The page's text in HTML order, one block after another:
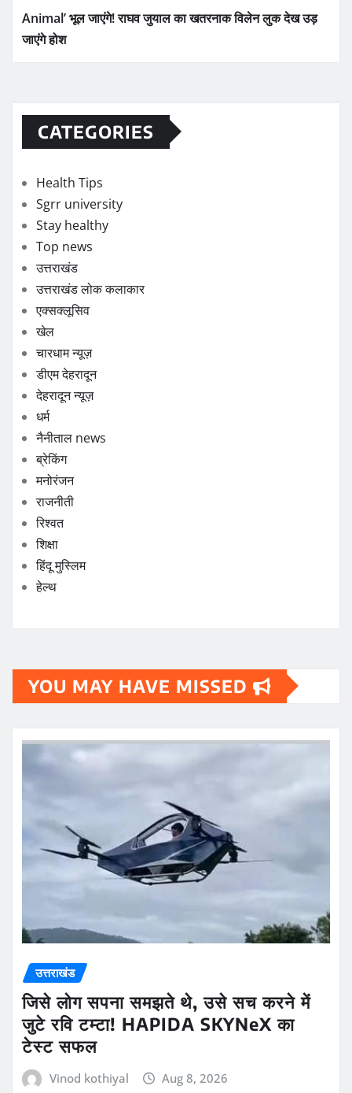
Animal’ भूल जाएंगे! राघव जुयाल का खतरनाक विलेन लुक देख उड़
जाएंगे होश
CATEGORIES
Health Tips
Sgrr university
Stay healthy
Top news
उत्तराखंड
उत्तराखंड लोक कलाकार
एक्सक्लूसिव
खेल
चारधाम न्यूज़
डीएम देहरादून
देहरादून न्यूज़
धर्म
नैनीताल news
ब्रेकिंग
मनोरंजन
राजनीती
रिश्वत
शिक्षा
हिंदू मुस्लिम
हेल्थ
YOU MAY HAVE MISSED
उत्तराखंड
जिसे लोग सपना समझते थे, उसे सच करने में
जुटे रवि टम्टा! HAPIDA SKYNeX का
टेस्ट सफल
Vinod kothiyal Aug 8, 2026